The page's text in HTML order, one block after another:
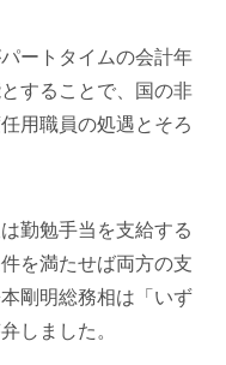
ートタイムの会計年
することで、国の非
用職員の処遇とそろ
勤勉手当を支給する
を満たせば両方の支
剛明総務相は「いず
しました。